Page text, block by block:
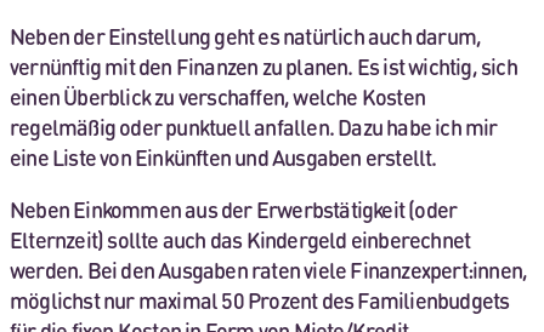
Neben der Einstellung geht es natürlich auch darum,
vernünftig mit den Finanzen zu planen. Es ist wichtig, sich
einen Überblick zu verschaffen, welche Kosten
regelmäßig oder punktuell anfallen. Dazu habe ich mir
eine Liste von Einkünften und Ausgaben erstellt.
Neben Einkommen aus der Erwerbstätigkeit (oder
Elternzeit) sollte auch das Kindergeld einberechnet
werden. Bei den Ausgaben raten viele Finanzexpert:innen,
möglichst nur maximal 50 Prozent des Familienbudgets